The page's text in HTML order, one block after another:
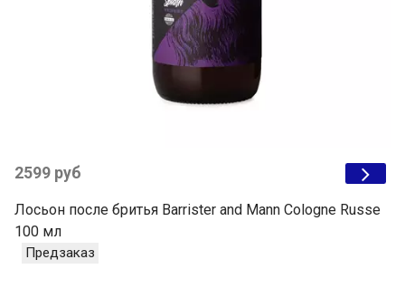
2599 руб
Лосьон после бритья Barrister and Mann Cologne Russe
100 мл
Предзаказ